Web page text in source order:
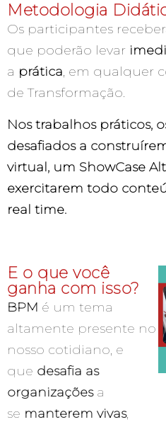
Metodologia
Os participantes
que poderão levar
a prática, em qualquer
de Transformação.
Nos trabalhos práticos,
desafiados a
virtual, um ShowCase
exercitarem todo
real time.
E o que você
ganha com isso?
BPM é um tema
altamente presente no
nosso cotidiano, e
que desafia as
organizaçõesa
se manterem vivas,